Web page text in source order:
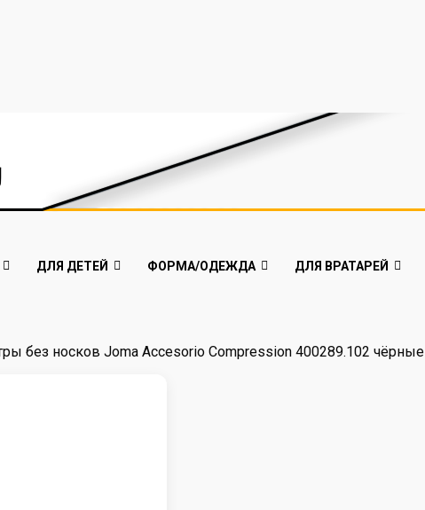
ДЛЯ ДЕТЕЙ ФОРМА/ОДЕЖДА ДЛЯ ВРАТАРЕЙ
без носков Joma Accesorio Compression 400289.102 чёрные